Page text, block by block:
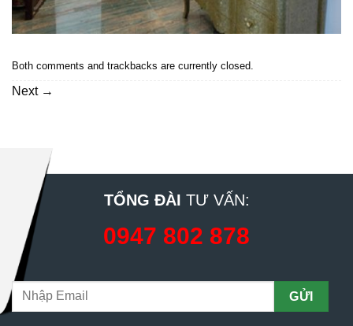
Both comments and trackbacks are currently closed.
Next →
TỔNG ĐÀI TƯ VẤN:
0947 802 878